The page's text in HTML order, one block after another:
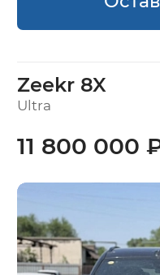
Zeekr 8X
Ultra
11 800 000